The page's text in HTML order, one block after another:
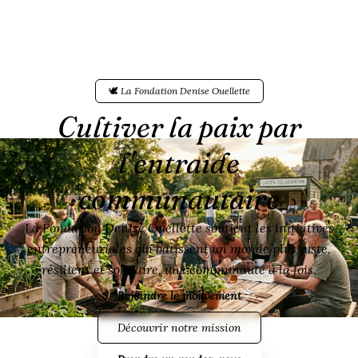
🕊️ La Fondation Denise Ouellette
Cultiver la paix par
l'entraide
communautaire
La Fondation Denise Ouellette soutient les initiatives
entrepreneuriales qui bâtissent un monde plus juste,
résilient et solidaire, une communauté à la fois.
Rejoindre le mouvement
Découvrir notre mission